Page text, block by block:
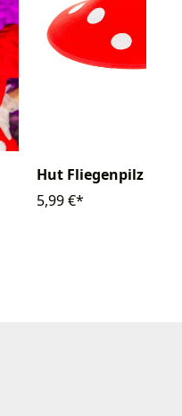
Hut Fliegenpilz rot
5,99 €*